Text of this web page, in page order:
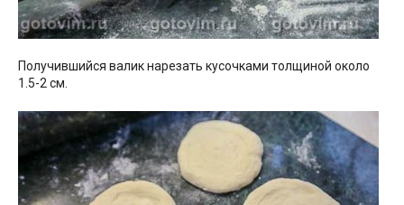
Получившийся валик нарезать кусочками толщиной около
1.5-2 см.